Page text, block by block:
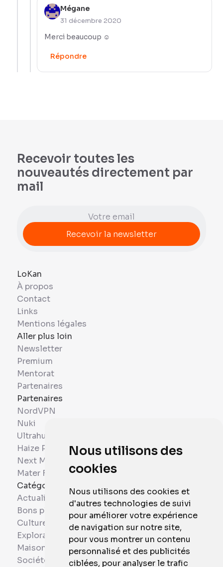
Nous utilisons des
cookies
Nous utilisons des cookies et
d'autres technologies de suivi
pour améliorer votre expérience
de navigation sur notre site,
pour vous montrer un contenu
personnalisé et des publicités
ciblées, pour analyser le trafic
Mégane
31 décembre 2020
Merci beaucoup ☺️
Répondre
Recevoir toutes les
nouveautés directement par
mail
LoKan
À propos
Contact
Links
Mentions légales
Aller plus loin
Newsletter
Premium
Mentorat
Partenaires
Partenaires
NordVPN
Nuki
Ultrahuman
Haize Project
Next Mobiles
Mater France
Catégories
Actualités
Bons plans
Culture
Exploration
Maison et Domotique
Société